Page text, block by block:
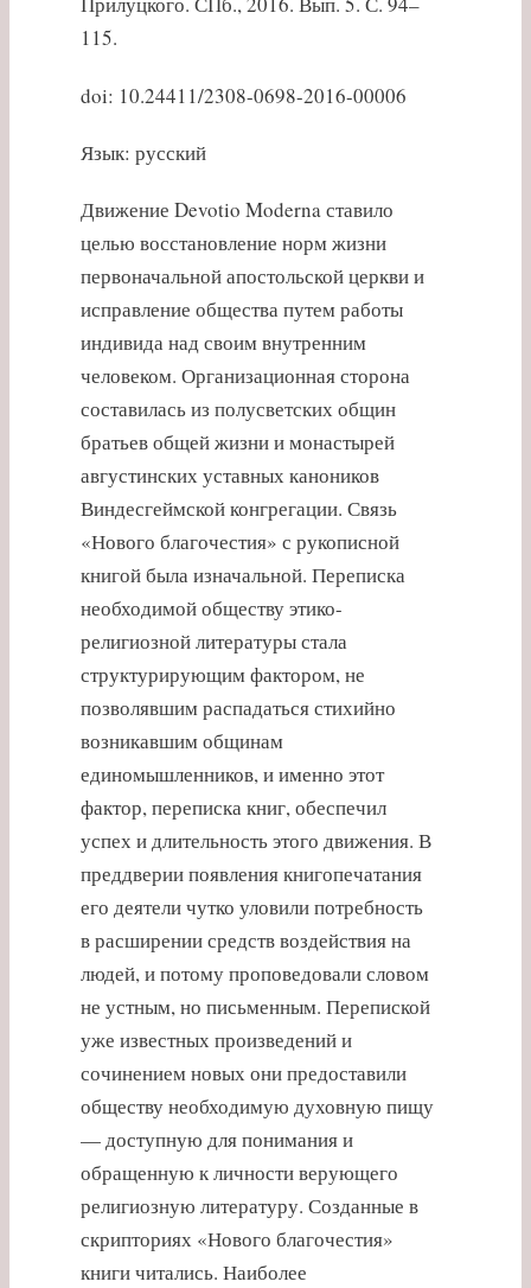
115.
doi: 10.24411/2308-0698-2016-00006
Язык: русский
Движение Devotio Moderna ставило
целью восстановление норм жизни
первоначальной апостольской церкви и
исправление общества путем работы
индивида над своим внутренним
человеком. Организационная сторона
составилась из полусветских общин
братьев общей жизни и монастырей
августинских уставных каноников
Виндесгеймской конгрегации. Связь
«Нового благочестия» с рукописной
книгой была изначальной. Переписка
необходимой обществу этико-
религиозной литературы стала
структурирующим фактором, не
позволявшим распадаться стихийно
возникавшим общинам
единомышленников, и именно этот
фактор, переписка книг, обеспечил
успех и длительность этого движения. В
преддверии появления книгопечатания
его деятели чутко уловили потребность
в расширении средств воздействия на
людей, и потому проповедовали словом
не устным, но письменным. Перепиской
уже известных произведений и
сочинением новых они предоставили
обществу необходимую духовную пищу
— доступную для понимания и
обращенную к личности верующего
религиозную литературу. Созданные в
скрипториях «Нового благочестия»
книги читались. Наиболее